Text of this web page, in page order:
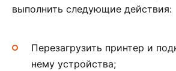
выполнить следующие действия:
Перезагрузить принтер и
нему устройства;